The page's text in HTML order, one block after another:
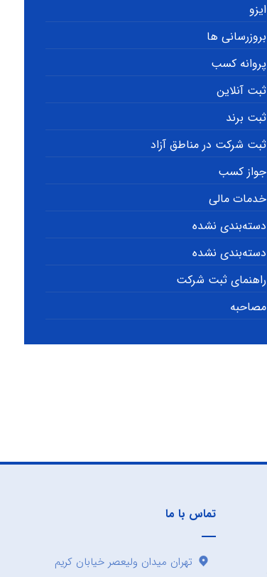
ایزو
بروزرسانی ها
پروانه کسب
ثبت آنلاین
ثبت برند
ثبت شرکت در مناطق آزاد
جواز کسب
خدمات مالی
دسته‌بندی نشده
دسته‌بندی نشده
راهنمای ثبت شرکت
مصاحبه
تماس با ما
تهران میدان ولیعصر خیابان کریم